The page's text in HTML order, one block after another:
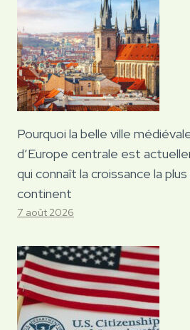
Pourquoi la belle ville
d’Europe centrale est
qui connaît la croissance la
continent
7 août 2026